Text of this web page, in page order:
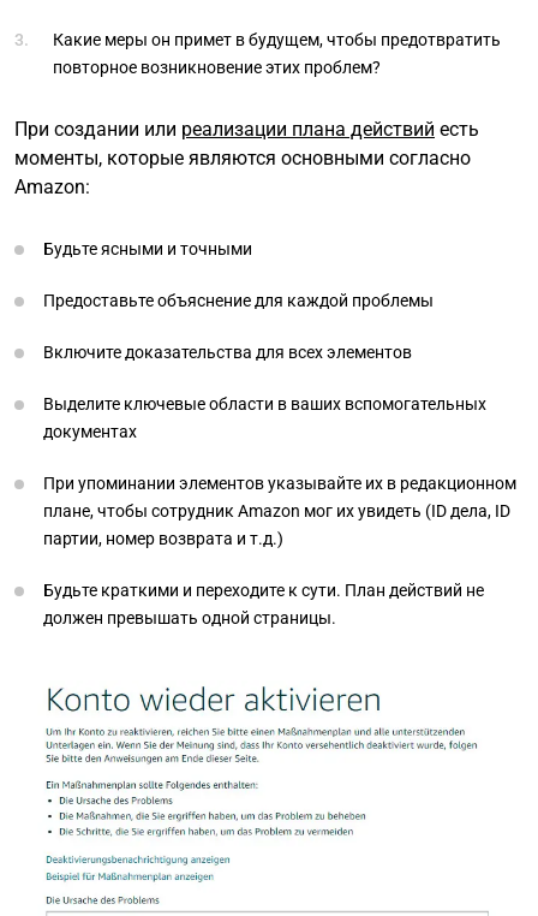
Какие меры он примет в будущем, чтобы предотвратить
повторное возникновение этих проблем?
При создании или реализации плана действий есть
моменты, которые являются основными согласно
Amazon:
Будьте ясными и точными
Предоставьте объяснение для каждой проблемы
Включите доказательства для всех элементов
Выделите ключевые области в ваших вспомогательных
документах
При упоминании элементов указывайте их в редакционном
плане, чтобы сотрудник Amazon мог их увидеть (ID дела, ID
партии, номер возврата и т.д.)
Будьте краткими и переходите к сути. План действий не
должен превышать одной страницы.